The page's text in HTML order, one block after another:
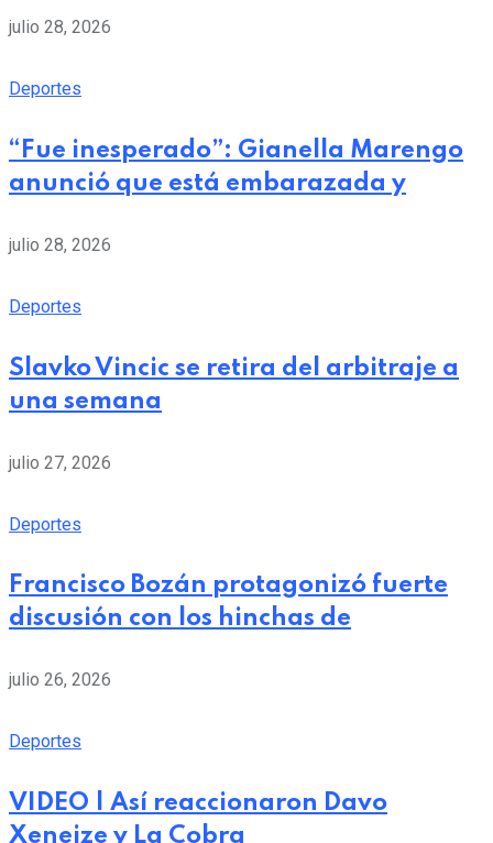
julio 28, 2026
Deportes
“Fue inesperado”: Gianella Marengo
anunció que está embarazada y
julio 28, 2026
Deportes
Slavko Vincic se retira del arbitraje a
una semana
julio 27, 2026
Deportes
Francisco Bozán protagonizó fuerte
discusión con los hinchas de
julio 26, 2026
Deportes
VIDEO | Así reaccionaron Davo
Xeneize y La Cobra